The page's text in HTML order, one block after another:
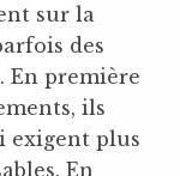
sur la
des
En première
ils
exigent plus
En